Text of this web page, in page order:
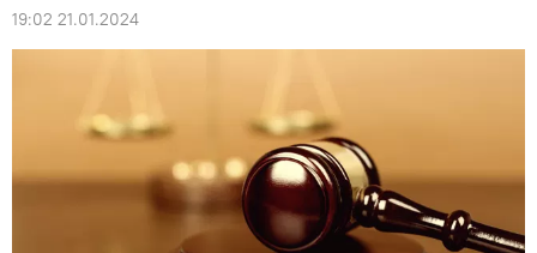
19:02 21.01.2024